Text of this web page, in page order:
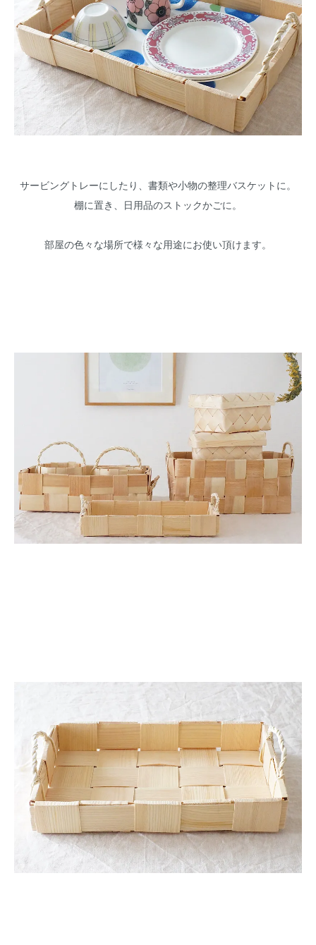
サービングトレーにしたり、書類や小物の整理バスケットに。
棚に置き、日用品のストックかごに。
部屋の色々な場所で様々な用途にお使い頂けます。